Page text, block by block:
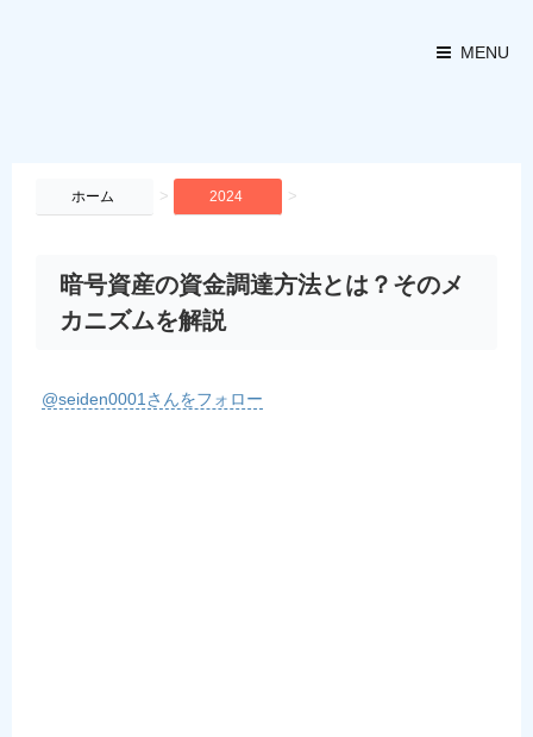
MENU
ホーム > 2024 >
暗号資産の資金調達方法とは？そのメ
カニズムを解説
@seiden0001さんをフォロー